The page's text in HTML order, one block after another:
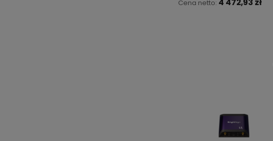
Cena netto: 4 472,93 zł